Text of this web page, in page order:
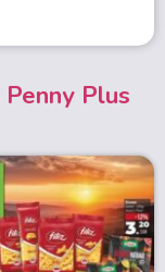
Penny Plus